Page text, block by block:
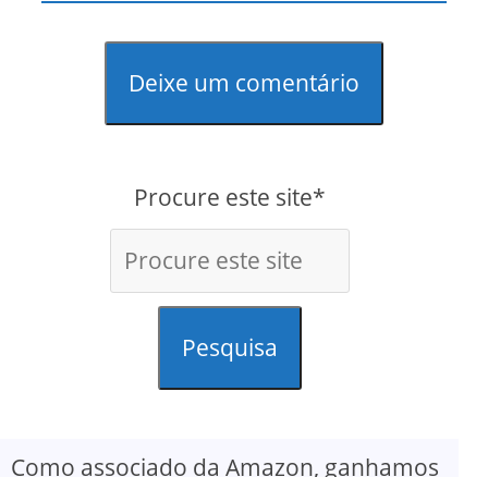
Deixe um comentário
Procure este site*
Pesquisa
Como associado da Amazon, ganhamos